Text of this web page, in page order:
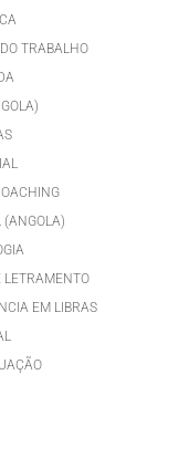
TRABALHO
(ANGOLA)
LETRAMENTO
EM LIBRAS